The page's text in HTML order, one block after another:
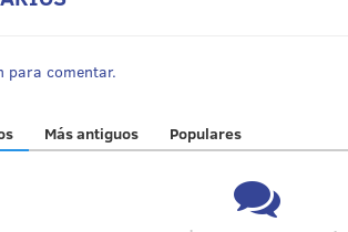
para comentar.
Más antiguos Populares